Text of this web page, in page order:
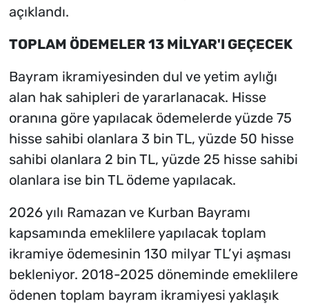
açıklandı.
TOPLAM ÖDEMELER 13 MİLYAR'I GEÇECEK
Bayram ikramiyesinden dul ve yetim aylığı
alan hak sahipleri de yararlanacak. Hisse
oranına göre yapılacak ödemelerde yüzde 75
hisse sahibi olanlara 3 bin TL, yüzde 50 hisse
sahibi olanlara 2 bin TL, yüzde 25 hisse sahibi
olanlara ise bin TL ödeme yapılacak.
2026 yılı Ramazan ve Kurban Bayramı
kapsamında emeklilere yapılacak toplam
ikramiye ödemesinin 130 milyar TL’yi aşması
bekleniyor. 2018-2025 döneminde emeklilere
ödenen toplam bayram ikramiyesi yaklaşık